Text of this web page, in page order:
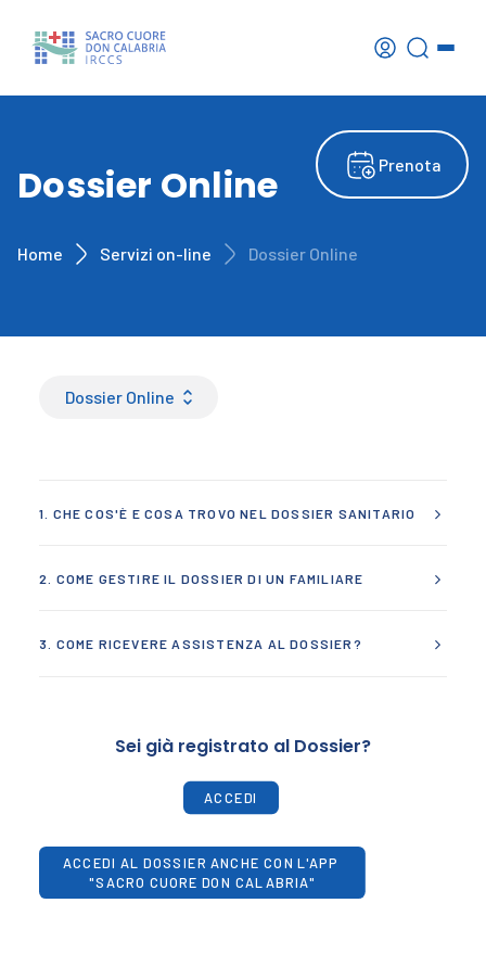
Prenota
Dossier Online
Home Servizi on-line Dossier Online
Dossier Online
Registrati al dossier online
Richiesta assistenza tecnica
1. CHE COS'È E COSA TROVO NEL DOSSIER SANITARIO
2. COME GESTIRE IL DOSSIER DI UN FAMILIARE
3. COME RICEVERE ASSISTENZA AL DOSSIER?
Sei già registrato al Dossier?
ACCEDI
ACCEDI AL DOSSIER ANCHE CON L'APP
"SACRO CUORE DON CALABRIA"